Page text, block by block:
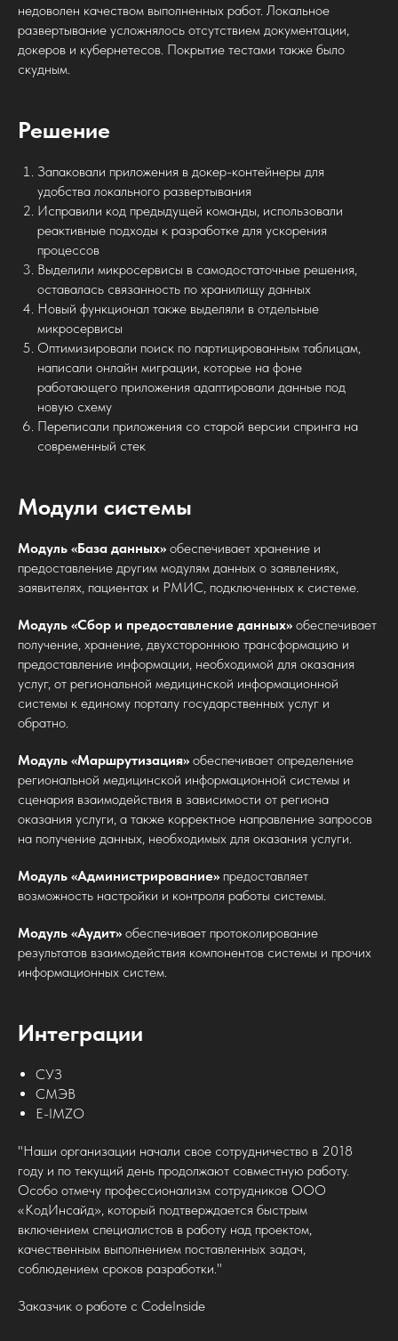
недоволен качеством выполненных работ. Локальное
развертывание усложнялось отсутствием документации,
докеров и кубернетесов. Покрытие тестами также было
скудным.
Решение
Запаковали приложения в докер-контейнеры для
удобства локального развертывания
Исправили код предыдущей команды, использовали
реактивные подходы к разработке для ускорения
процессов
Выделили микросервисы в самодостаточные решения,
оставалась связанность по хранилищу данных
Новый функционал также выделяли в отдельные
микросервисы
Оптимизировали поиск по партицированным таблицам,
написали онлайн миграции, которые на фоне
работающего приложения адаптировали данные под
новую схему
Переписали приложения со старой версии спринга на
современный стек
Модули системы
Модуль «База данных» обеспечивает хранение и
предоставление другим модулям данных о заявлениях,
заявителях, пациентах и РМИС, подключенных к системе.
Модуль «Сбор и предоставление данных» обеспечивает
получение, хранение, двухстороннюю трансформацию и
предоставление информации, необходимой для оказания
услуг, от региональной медицинской информационной
системы к единому порталу государственных услуг и
обратно.
Модуль «Маршрутизация» обеспечивает определение
региональной медицинской информационной системы и
сценария взаимодействия в зависимости от региона
оказания услуги, а также корректное направление запросов
на получение данных, необходимых для оказания услуги.
Модуль «Администрирование» предоставляет
возможность настройки и контроля работы системы.
Модуль «Аудит» обеспечивает протоколирование
результатов взаимодействия компонентов системы и прочих
информационных систем.
Интеграции
СУЗ
СМЭВ
E-IMZO
"Наши организации начали свое сотрудничество в 2018
году и по текущий день продолжают совместную работу.
Особо отмечу профессионализм сотрудников ООО
«КодИнсайд», который подтверждается быстрым
включением специалистов в работу над проектом,
качественным выполнением поставленных задач,
соблюдением сроков разработки."
Заказчик о работе с CodeInside